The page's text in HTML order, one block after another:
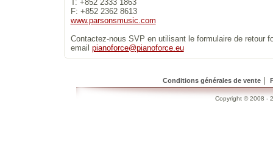
T: +852 2333 1863
F: +852 2362 8613
www.parsonsmusic.com
Contactez-nous SVP en utilisant le formulaire de retour
email pianoforce@pianoforce.eu
Conditions générales de vente
Copyright © 2008 -